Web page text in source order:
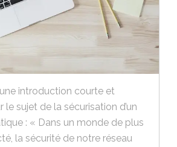
une introduction courte et
le sujet de la sécurisation d’un
: « Dans un monde de plus
la sécurité de notre réseau